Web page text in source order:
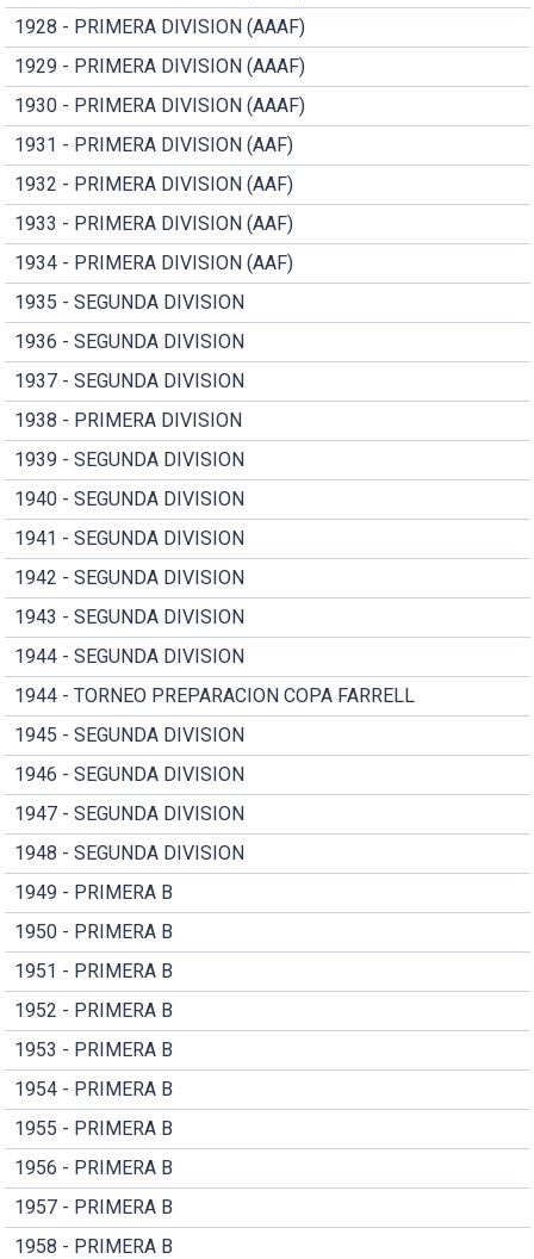
1928 - PRIMERA DIVISION (AAAF)
1929 - PRIMERA DIVISION (AAAF)
1930 - PRIMERA DIVISION (AAAF)
1931 - PRIMERA DIVISION (AAF)
1932 - PRIMERA DIVISION (AAF)
1933 - PRIMERA DIVISION (AAF)
1934 - PRIMERA DIVISION (AAF)
1935 - SEGUNDA DIVISION
1936 - SEGUNDA DIVISION
1937 - SEGUNDA DIVISION
1938 - PRIMERA DIVISION
1939 - SEGUNDA DIVISION
1940 - SEGUNDA DIVISION
1941 - SEGUNDA DIVISION
1942 - SEGUNDA DIVISION
1943 - SEGUNDA DIVISION
1944 - SEGUNDA DIVISION
1944 - TORNEO PREPARACION COPA FARRELL
1945 - SEGUNDA DIVISION
1946 - SEGUNDA DIVISION
1947 - SEGUNDA DIVISION
1948 - SEGUNDA DIVISION
1949 - PRIMERA B
1950 - PRIMERA B
1951 - PRIMERA B
1952 - PRIMERA B
1953 - PRIMERA B
1954 - PRIMERA B
1955 - PRIMERA B
1956 - PRIMERA B
1957 - PRIMERA B
1958 - PRIMERA B